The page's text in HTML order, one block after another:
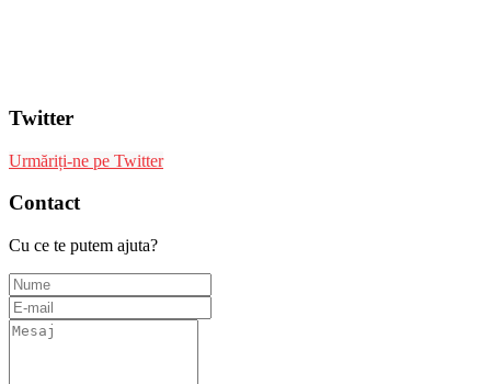
Twitter
Urmăriți-ne pe Twitter
Contact
Cu ce te putem ajuta?